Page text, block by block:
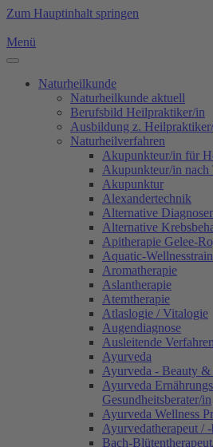
Zum Hauptinhalt springen
Menü
Naturheilkunde
Naturheilkunde aktuell
Berufsbild Heilpraktiker/in
Ausbildung z.
Naturheilverfahren
Akupunkteur/in für
Akupunkteur/in nach
Akupunktur
Alexandertechnik
Alternative
Alternative
Apitherapie Gelee-
Aquatic-
Aromatherapie
Aslantherapie
Atemtherapie
Atlaslogie / Vitalogie
Augendiagnose
Ausleitende Verfahren
Ayurveda
Ayurveda - Beauty &
Ayurveda
Gesundheitsberater/in
Ayurveda Wellness
Ayurvedatherapeut /
Bach-